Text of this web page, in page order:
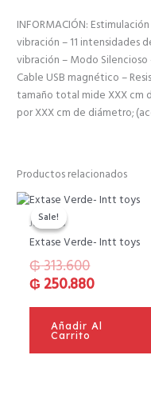
INFORMACIÓN:
vibración – 11 intensidades
vibración – Modo
Cable USB magnético –
tamaño total mide XXX cm
por XXX cm de diámetro;
Productos relacionados
Sale!
Sale!
Juguetes
Extase Verde- Intt toys
₲313.600
El
original
₲ 313.600.
₲ 250.880
El
actual
Añadir Al
Carrito